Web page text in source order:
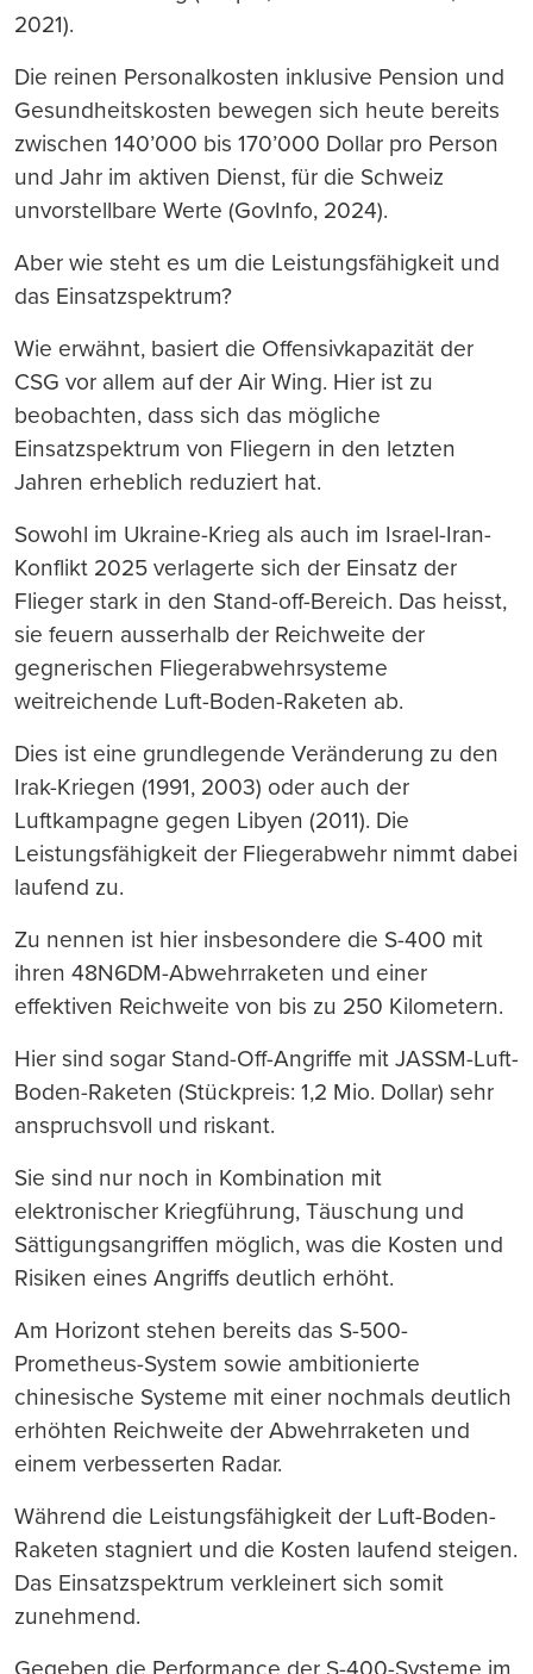
2021).
Die reinen Personalkosten inklusive Pension und
Gesundheitskosten bewegen sich heute bereits
zwischen 140’000 bis 170’000 Dollar pro Person
und Jahr im aktiven Dienst, für die Schweiz
unvorstellbare Werte (GovInfo, 2024).
Aber wie steht es um die Leistungsfähigkeit und
das Einsatzspektrum?
Wie erwähnt, basiert die Offensivkapazität der
CSG vor allem auf der Air Wing. Hier ist zu
beobachten, dass sich das mögliche
Einsatzspektrum von Fliegern in den letzten
Jahren erheblich reduziert hat.
Sowohl im Ukraine-Krieg als auch im Israel-Iran-
Konflikt 2025 verlagerte sich der Einsatz der
Flieger stark in den Stand-off-Bereich. Das heisst,
sie feuern ausserhalb der Reichweite der
gegnerischen Fliegerabwehrsysteme
weitreichende Luft-Boden-Raketen ab.
Dies ist eine grundlegende Veränderung zu den
Irak-Kriegen (1991, 2003) oder auch der
Luftkampagne gegen Libyen (2011). Die
Leistungsfähigkeit der Fliegerabwehr nimmt dabei
laufend zu.
Zu nennen ist hier insbesondere die S-400 mit
ihren 48N6DM-Abwehrraketen und einer
effektiven Reichweite von bis zu 250 Kilometern.
Hier sind sogar Stand-Off-Angriffe mit JASSM-Luft-
Boden-Raketen (Stückpreis: 1,2 Mio. Dollar) sehr
anspruchsvoll und riskant.
Sie sind nur noch in Kombination mit
elektronischer Kriegführung, Täuschung und
Sättigungsangriffen möglich, was die Kosten und
Risiken eines Angriffs deutlich erhöht.
Am Horizont stehen bereits das S-500-
Prometheus-System sowie ambitionierte
chinesische Systeme mit einer nochmals deutlich
erhöhten Reichweite der Abwehrraketen und
einem verbesserten Radar.
Während die Leistungsfähigkeit der Luft-Boden-
Raketen stagniert und die Kosten laufend steigen.
Das Einsatzspektrum verkleinert sich somit
zunehmend.
Gegeben die Performance der S-400-Systeme im